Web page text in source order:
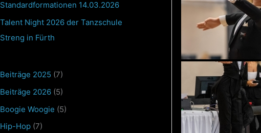
Standardformationen 14.03.2026
Talent Night 2026 der Tanzschule
Streng in Fürth
Beiträge 2025 (7)
Beiträge 2026 (5)
Boogie Woogie (5)
Hip-Hop (7)